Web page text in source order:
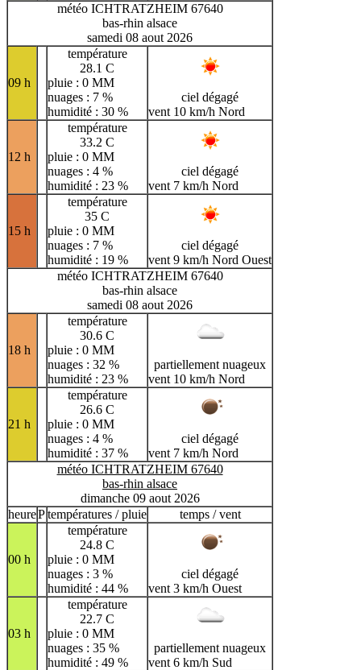
météo ICHTRATZHEIM 67640
bas-rhin alsace
samedi 08 aout 2026
09 h
température
28.1 C
pluie : 0 MM
nuages : 7 %
humidité : 30 %
ciel dégagé
vent 10 km/h Nord
12 h
température
33.2 C
pluie : 0 MM
nuages : 4 %
humidité : 23 %
ciel dégagé
vent 7 km/h Nord
15 h
température
35 C
pluie : 0 MM
nuages : 7 %
humidité : 19 %
ciel dégagé
vent 9 km/h Nord Ouest
météo ICHTRATZHEIM 67640
bas-rhin alsace
samedi 08 aout 2026
18 h
température
30.6 C
pluie : 0 MM
nuages : 32 %
humidité : 23 %
partiellement nuageux
vent 10 km/h Nord
21 h
température
26.6 C
pluie : 0 MM
nuages : 4 %
humidité : 37 %
ciel dégagé
vent 7 km/h Nord
météo ICHTRATZHEIM 67640
bas-rhin alsace
dimanche 09 aout 2026
heurePtempératures / pluie temps / vent
00 h
température
24.8 C
pluie : 0 MM
nuages : 3 %
humidité : 44 %
ciel dégagé
vent 3 km/h Ouest
03 h
température
22.7 C
pluie : 0 MM
nuages : 35 %
humidité : 49 %
partiellement nuageux
vent 6 km/h Sud